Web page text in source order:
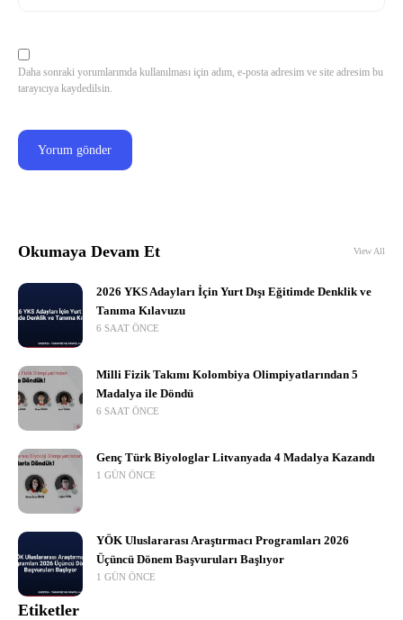
Daha sonraki yorumlarımda kullanılması için adım, e-posta adresim ve site adresim bu
tarayıcıya kaydedilsin.
Okumaya Devam Et View All
2026 YKS Adayları İçin Yurt Dışı Eğitimde Denklik ve
Tanıma Kılavuzu
6 SAAT ÖNCE
Milli Fizik Takımı Kolombiya Olimpiyatlarından 5
Madalya ile Döndü
6 SAAT ÖNCE
Genç Türk Biyologlar Litvanyada 4 Madalya Kazandı
1 GÜN ÖNCE
YÖK Uluslararası Araştırmacı Programları 2026
Üçüncü Dönem Başvuruları Başlıyor
1 GÜN ÖNCE
Etiketler